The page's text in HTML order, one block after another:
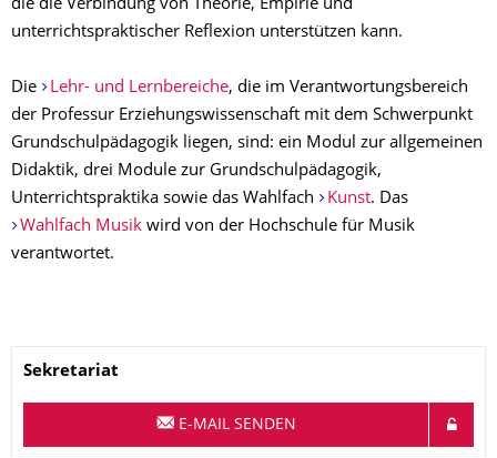
die die Verbindung von Theorie, Empirie und
unterrichtspraktischer Reflexion unterstützen kann.
Die Lehr- und Lernbereiche, die im Verantwortungsbereich
der Professur Erziehungswissenschaft mit dem Schwerpunkt
Grundschulpädagogik liegen, sind: ein Modul zur allgemeinen
Didaktik, drei Module zur Grundschulpädagogik,
Unterrichtspraktika sowie das Wahlfach
Kunst. Das
Wahlfach Musikwird von der Hochschule für Musik
verantwortet.
Name
Sekretariat
E-MAIL SENDEN